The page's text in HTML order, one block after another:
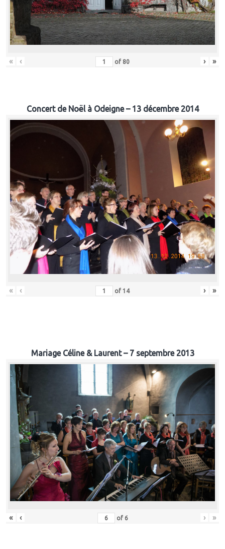
« ‹ of 80 › »
Concert de Noël à Odeigne – 13 décembre 2014
« ‹ of 14 › »
Mariage Céline & Laurent – 7 septembre 2013
« ‹ of 6 › »